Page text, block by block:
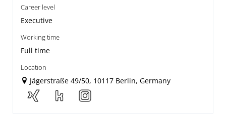
Career level
Executive
Working time
Full time
Location
Jägerstraße 49/50, 10117 Berlin, Germany